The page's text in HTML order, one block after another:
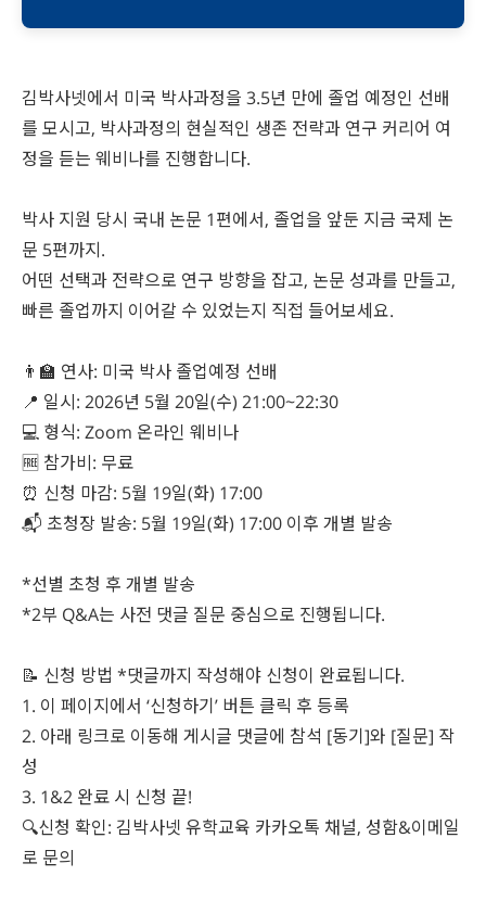
김박사넷에서 미국 박사과정을 3.5년 만에 졸업 예정인 선배
를 모시고, 박사과정의 현실적인 생존 전략과 연구 커리어 여
정을 듣는 웨비나를 진행합니다.
박사 지원 당시 국내 논문 1편에서, 졸업을 앞둔 지금 국제 논
문 5편까지.
어떤 선택과 전략으로 연구 방향을 잡고, 논문 성과를 만들고,
빠른 졸업까지 이어갈 수 있었는지 직접 들어보세요.
👨‍🏫 연사: 미국 박사 졸업예정 선배
📍 일시: 2026년 5월 20일(수) 21:00~22:30
💻 형식: Zoom 온라인 웨비나
🆓 참가비: 무료
⏰ 신청 마감: 5월 19일(화) 17:00
📬 초청장 발송: 5월 19일(화) 17:00 이후 개별 발송
*선별 초청 후 개별 발송
*2부 Q&A는 사전 댓글 질문 중심으로 진행됩니다.
📝 신청 방법 *댓글까지 작성해야 신청이 완료됩니다.
1. 이 페이지에서 ‘신청하기’ 버튼 클릭 후 등록
2. 아래 링크로 이동해 게시글 댓글에 참석 [동기]와 [질문] 작
성
3. 1&2 완료 시 신청 끝!
🔍신청 확인: 김박사넷 유학교육 카카오톡 채널, 성함&이메일
로 문의